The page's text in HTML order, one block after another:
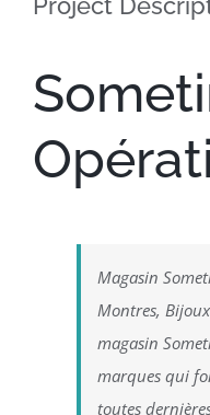
Magasin
Montres,
magasin
marques qui
toutes